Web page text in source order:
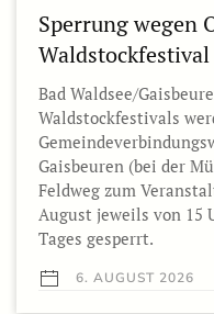
Sperrung wegen
Waldstockfestival
Bad Waldsee/
Waldstockfestivals
Gaisbeuren (bei der
Feldweg zum
August jeweils von 15
Tages gesperrt.
6. AUGUST 2026